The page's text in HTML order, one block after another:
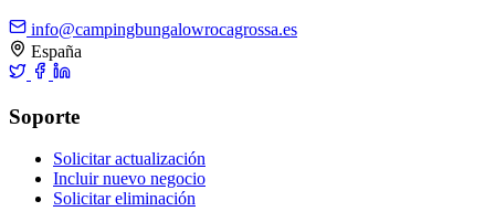
info@campingbungalowrocagrossa.es
España
Soporte
Solicitar actualización
Incluir nuevo negocio
Solicitar eliminación